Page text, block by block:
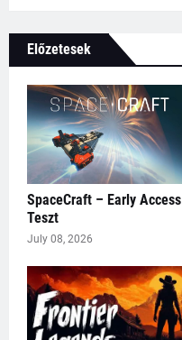
Előzetesek
SpaceCraft – Early Access
Teszt
July 08, 2026